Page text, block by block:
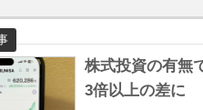
株式投資の有無
3倍以上の差に